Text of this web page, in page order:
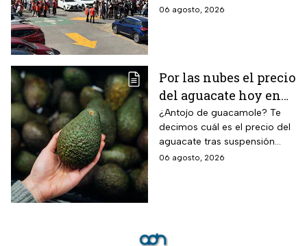
septiembre y tendrá hipótesis
06 agosto, 2026
Por las nubes el precio
del aguacate hoy en
México
¿Antojo de guacamole? Te
decimos cuál es el precio del
aguacate tras suspensión
temporal de exportaciones de
06 agosto, 2026